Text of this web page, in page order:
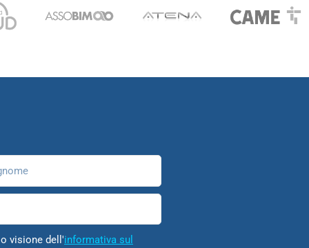
visione dell'informativa sul